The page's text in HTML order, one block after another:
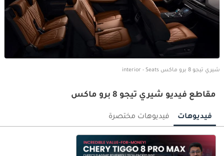
شيري تيجو 8 برو ماكس interior - Seats
مقاطع فيديو شيري تيجو 8 برو ماكس
فيديوهات فيديوهات مختصرة